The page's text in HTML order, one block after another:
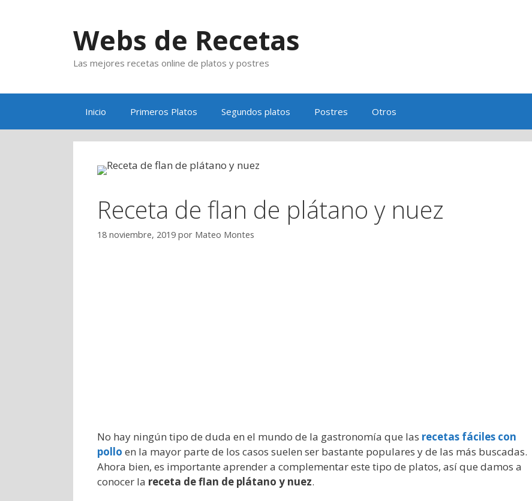
Webs de Recetas
Las mejores recetas online de platos y postres
Inicio Primeros Platos Segundos platos Postres Otros
Receta de flan de plátano y nuez
18 noviembre, 2019 por Mateo Montes
No hay ningún tipo de duda en el mundo de la gastronomía que las recetas fáciles con
pollo en la mayor parte de los casos suelen ser bastante populares y de las más buscadas.
Ahora bien, es importante aprender a complementar este tipo de platos, así que damos a
conocer la receta de flan de plátano y nuez.